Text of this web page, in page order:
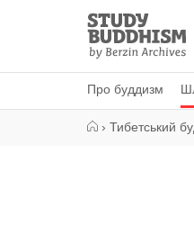
Study
Buddhism
Home
Про буддизм
› Тибетський